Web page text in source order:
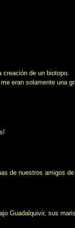
creación de un biotopo.
eran solamente una
de nuestros amigos
Guadalquivir, sus